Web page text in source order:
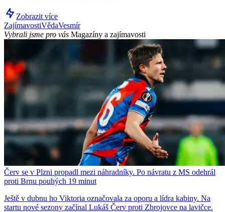
Zobrazit více
ZajímavostiVědaVesmír
Vybrali jsme pro vás Magazíny a zajímavosti
Červ se v Plzni propadl mezi náhradníky. Po návratu z MS odehrál
proti Brnu pouhých 19 minut
Ještě v dubnu ho Viktoria označovala za oporu a lídra kabiny. Na
startu nové sezony začínal Lukáš Červ proti Zbrojovce na lavičce.